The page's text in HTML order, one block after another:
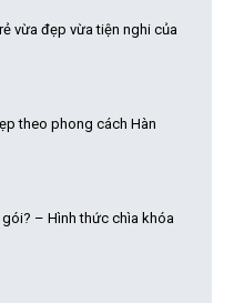
vừa đẹp vừa tiện nghi của
theo phong cách Hàn
gói? – Hình thức chìa khóa